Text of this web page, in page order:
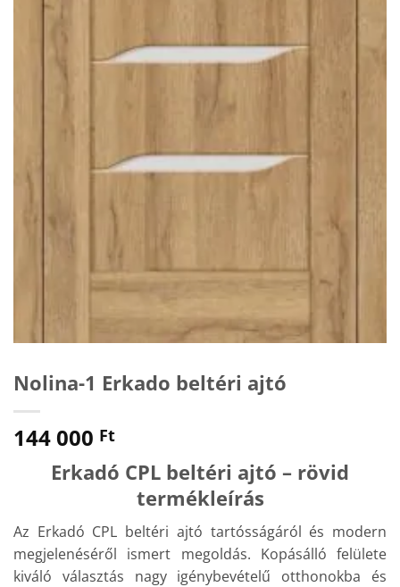
Nolina-1 Erkado beltéri ajtó
144 000 Ft
Erkadó CPL beltéri ajtó – rövid
termékleírás
Az Erkadó CPL beltéri ajtó tartósságáról és modern
megjelenéséről ismert megoldás. Kopásálló felülete
kiváló választás nagy igénybevételű otthonokba és